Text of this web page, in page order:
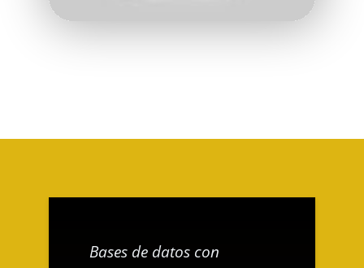
Bases de datos con